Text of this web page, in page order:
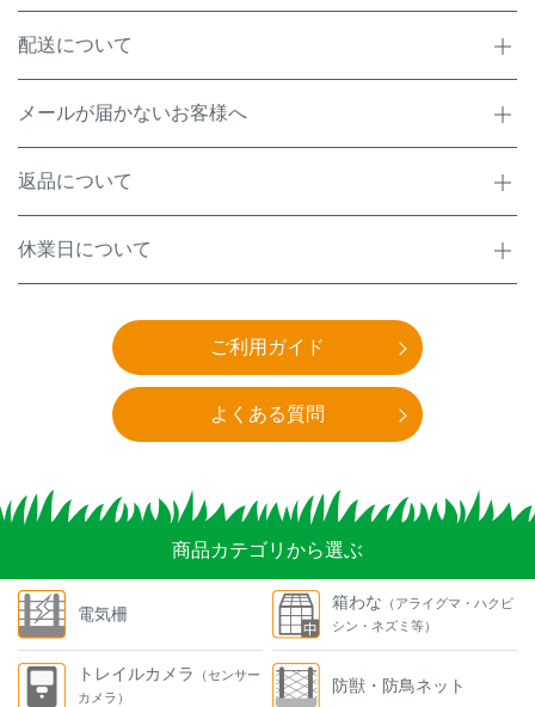
配送について
メールが届かないお客様へ
返品について
休業日について
ご利用ガイド
よくある質問
商品カテゴリから選ぶ
電気柵
トレイルカメラ
（センサー
カメラ）
箱わな （アライグマ・ハクビ
シン・ネズミ等）
防獣・防鳥ネット
アナグマ対策
ブルーギル対策